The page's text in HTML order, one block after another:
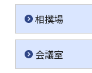
相撲場
会議室